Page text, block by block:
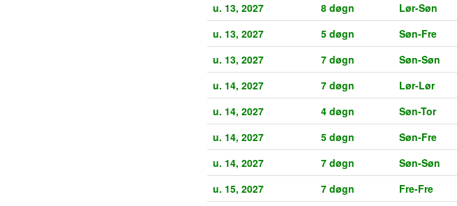
u. 13, 2027
8 døgn Lør-Søn
u. 13, 2027
5 døgn Søn-Fre
u. 13, 2027
7 døgn Søn-Søn
u. 14, 2027
7 døgn Lør-Lør
u. 14, 2027
4 døgn Søn-Tor
u. 14, 2027
5 døgn Søn-Fre
u. 14, 2027
7 døgn Søn-Søn
u. 15, 2027
7 døgn Fre-Fre